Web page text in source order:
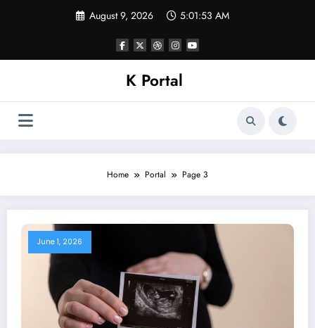
August 9, 2026 5:01:54 AM
K Portal
Home Portal Page 3
June 1, 2026